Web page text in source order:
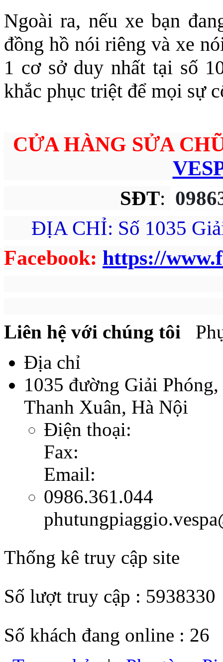
Ngoài ra, nếu xe bạn
đồng hồ nói riêng và xe
1 cơ sở duy nhất tại số
khắc phục triệt để mọi sự
CỬA HÀNG SỬA
SĐT:
ĐỊA CHỈ: Số 1035
Facebook: https://
Liên hệ với chúng tôi
Địa chỉ
1035 đường Giải
Thanh Xuân, Hà Nội
Điện thoại:
Fax:
Email:
0986.361.044
Thống kê truy cập site
Số lượt truy cập : 5938330
Số khách đang online : 26